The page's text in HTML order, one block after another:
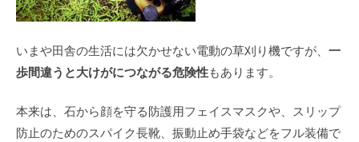
いまや田舎の生活には欠かせない電動の草刈り機ですが、 一
歩間違うと大けがにつながる危険性もあります。
本来は、石から顔を守る防護用フェイスマスクや、スリップ
防止のためのスパイク長靴、振動止め手袋などをフル装備で